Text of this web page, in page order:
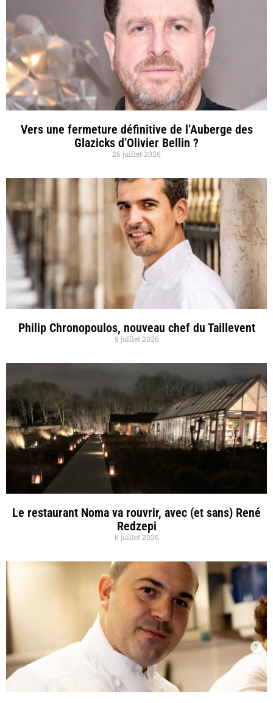
Vers une fermeture définitive de l’Auberge des
Glazicks d’Olivier Bellin ?
26 juillet 2026
Philip Chronopoulos, nouveau chef du Taillevent
9 juillet 2026
Le restaurant Noma va rouvrir, avec (et sans) René
Redzepi
6 juillet 2026